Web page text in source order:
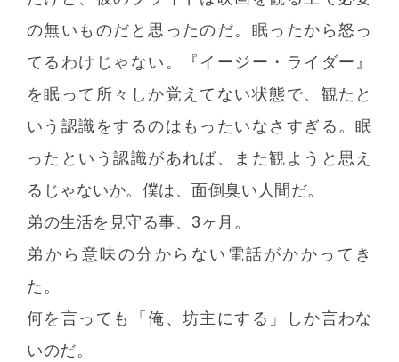
の無いものだと思ったのだ。眠ったから怒っ
てるわけじゃない。『イージー・ライダー』
を眠って所々しか覚えてない状態で、観たと
いう認識をするのはもったいなさすぎる。眠
ったという認識があれば、また観ようと思え
るじゃないか。僕は、面倒臭い人間だ。
弟の生活を見守る事、3ヶ月。
弟から意味の分からない電話がかかってき
た。
何を言っても「俺、坊主にする」しか言わな
いのだ。